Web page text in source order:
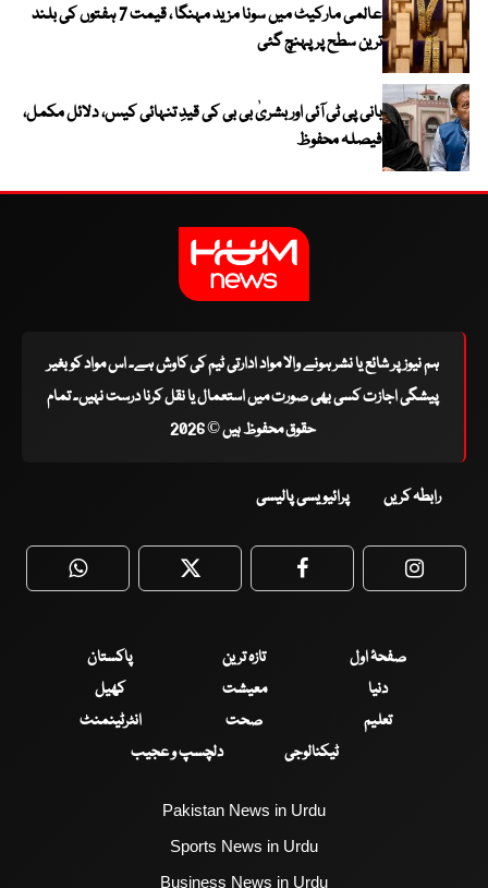
عالمی مارکیٹ میں سونا مزید مہنگا ، قیمت 7 ہفتوں کی بلند
ترین سطح پر پہنچ گئی
بانی پی ٹی آئی اور بشریٰ بی بی کی قیدِ تنہائی کیس، دلائل مکمل،
فیصلہ محفوظ
ہم نیوز پر شائع یا نشر ہونے والا مواد ادارتی ٹیم کی کاوش ہے۔ اس مواد کو بغیر
پیشگی اجازت کسی بھی صورت میں استعمال یا نقل کرنا درست نہیں۔ تمام
حقوق محفوظ ہیں © 2026
رابطہ کریں پرائیویسی پالیسی
WhatsApp Twitter Facebook
صفحۂ اول تازہ ترین
پاکستان
دنیا
معیشت
کھیل
تعلیم
صحت
انٹرٹینمنٹ
ٹیکنالوجی
دلچسپ و عجیب
Pakistan News in Urdu
Sports News in Urdu
Business News in Urdu